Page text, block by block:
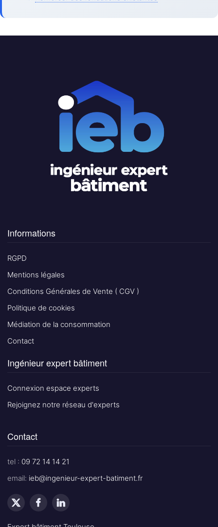
Informations
RGPD
Mentions légales
Conditions Générales de Vente ( CGV )
Politique de cookies
Médiation de la consommation
Contact
Ingénieur expert bâtiment
Connexion espace experts
Rejoignez notre réseau d'experts
Contact
tel : 09 72 14 14 21
email: ieb@ingenieur-expert-batiment.fr